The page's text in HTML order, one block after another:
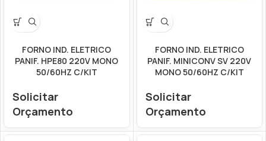
FORNO IND. ELETRICO
PANIF. HPE80 220V MONO
50/60HZ C/KIT
Solicitar
Orçamento
FORNO IND. ELETRICO
PANIF. MINICONV SV 220V
MONO 50/60HZ C/KIT
Solicitar
Orçamento